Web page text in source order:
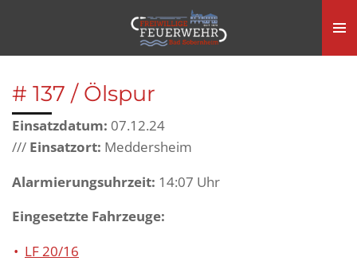
springen
# 137 / Ölspur
Einsatzdatum: 07.12.24
/// Einsatzort: Meddersheim
Alarmierungsuhrzeit: 14:07 Uhr
Eingesetzte Fahrzeuge:
LF 20/16